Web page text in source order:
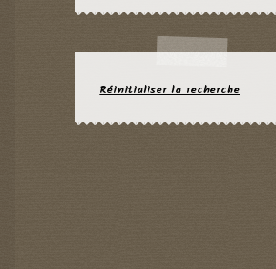
Réinitialiser la recherche